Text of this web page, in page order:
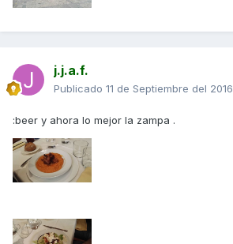
j.j.a.f.
Publicado 11 de Septiembre del 2016
:beer y ahora lo mejor la zampa .